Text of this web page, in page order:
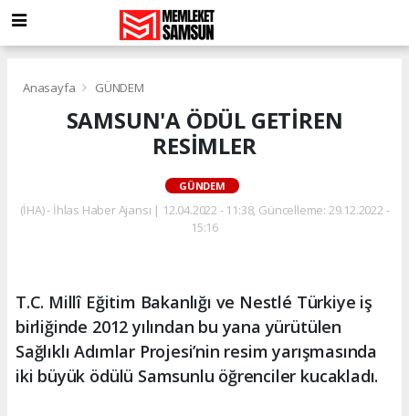
Anasayfa GÜNDEM
SAMSUN'A ÖDÜL GETİREN
RESİMLER
GÜNDEM
(İHA) - İhlas Haber Ajansı | 12.04.2022 - 11:38, Güncelleme: 29.12.2022 -
15:16
T.C. Millî Eğitim Bakanlığı ve Nestlé Türkiye iş
birliğinde 2012 yılından bu yana yürütülen
Sağlıklı Adımlar Projesi’nin resim yarışmasında
iki büyük ödülü Samsunlu öğrenciler kucakladı.